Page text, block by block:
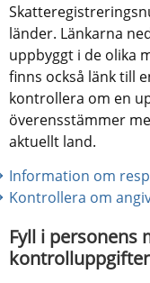
länder. Länkarna
uppbyggt i de olika
finns också länk till
kontrollera om en
överensstämmer
aktuellt land.
Information om
Kontrollera om
Fyll i personens